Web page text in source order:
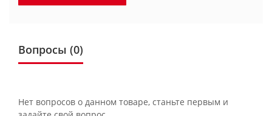
Вопросы (0)
Нет вопросов о данном товаре, станьте первым и